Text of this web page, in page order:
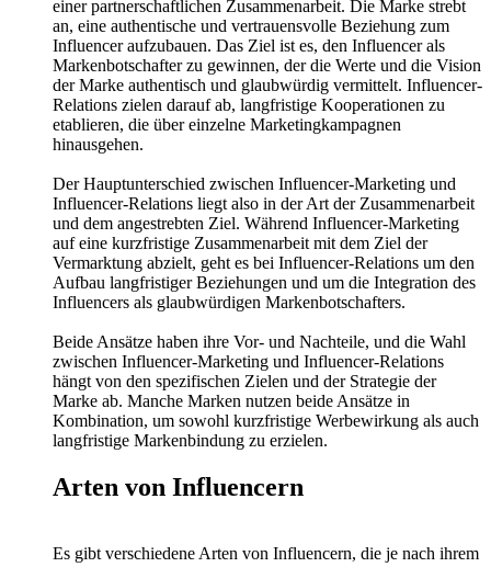
einer partnerschaftlichen Zusammenarbeit. Die Marke strebt
an, eine authentische und vertrauensvolle Beziehung zum
Influencer aufzubauen. Das Ziel ist es, den Influencer als
Markenbotschafter zu gewinnen, der die Werte und die Vision
der Marke authentisch und glaubwürdig vermittelt. Influencer-
Relations zielen darauf ab, langfristige Kooperationen zu
etablieren, die über einzelne Marketingkampagnen
hinausgehen.
Der Hauptunterschied zwischen Influencer-Marketing und
Influencer-Relations liegt also in der Art der Zusammenarbeit
und dem angestrebten Ziel. Während Influencer-Marketing
auf eine kurzfristige Zusammenarbeit mit dem Ziel der
Vermarktung abzielt, geht es bei Influencer-Relations um den
Aufbau langfristiger Beziehungen und um die Integration des
Influencers als glaubwürdigen Markenbotschafters.
Beide Ansätze haben ihre Vor- und Nachteile, und die Wahl
zwischen Influencer-Marketing und Influencer-Relations
hängt von den spezifischen Zielen und der Strategie der
Marke ab. Manche Marken nutzen beide Ansätze in
Kombination, um sowohl kurzfristige Werbewirkung als auch
langfristige Markenbindung zu erzielen.
Arten von Influencern
Es gibt verschiedene Arten von Influencern, die je nach ihrem